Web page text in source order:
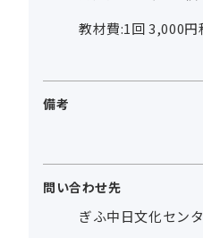
教材費:1回 3,000円
備考
問い合わせ先
ぎふ中日文化セン